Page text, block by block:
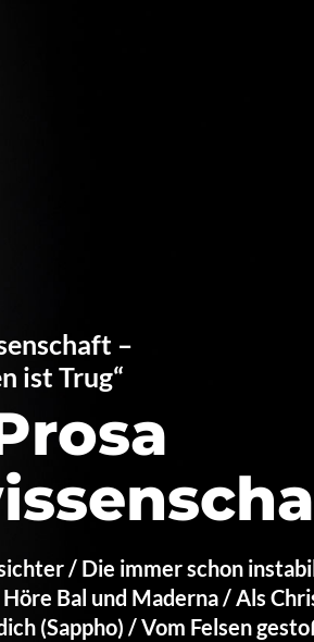
–
ist Trug“
/ Die immer schon
Bal und Maderna / Als
(Sappho) / Vom Felsen